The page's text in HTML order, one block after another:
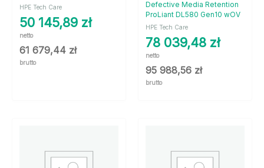
HPE Tech Care
50 145,89 zł
netto
61 679,44 zł
brutto
Defective Media Retention
ProLiant DL580 Gen10 wOV
HPE Tech Care
78 039,48 zł
netto
95 988,56 zł
brutto